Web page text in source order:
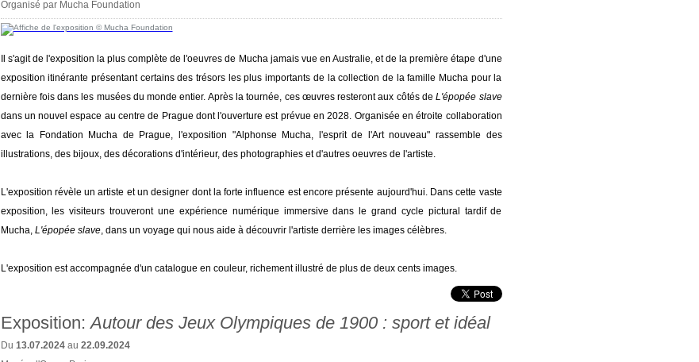
Organisé par Mucha Foundation
Il s'agit de l'exposition la plus complète de l'oeuvres de Mucha jamais vue en Australie, et de la première étape d'une
exposition itinérante présentant certains des trésors les plus importants de la collection de la famille Mucha pour la
dernière fois dans les musées du monde entier. Après la tournée, ces œuvres resteront aux côtés deL'épopée slave
dans un nouvel espace au centre de Prague dont l'ouverture est prévue en 2028. Organisée en étroite collaboration
avec la Fondation Mucha de Prague, l'exposition "Alphonse Mucha, l'esprit de l'Art nouveau" rassemble des
illustrations, des bijoux, des décorations d'intérieur, des photographies et d'autres oeuvres de l'artiste.
L'exposition révèle un artiste et un designer dont la forte influence est encore présente aujourd'hui. Dans cette vaste
exposition, les visiteurs trouveront une expérience numérique immersive dans le grand cycle pictural tardif de
Mucha, L'épopée slave, dans un voyage qui nous aide à découvrir l'artiste derrière les images célèbres.
L'exposition est accompagnée d'un catalogue en couleur, richement illustré de plus de deux cents images.
Exposition:Autour des Jeux Olympiques de 1900 : sport et idéal
Du 13.07.2024au 22.09.2024